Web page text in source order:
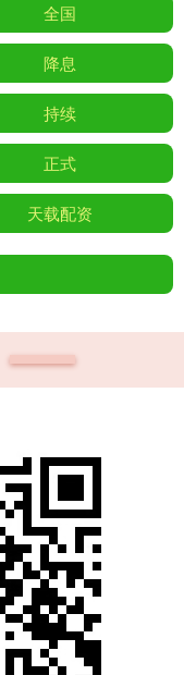
全国
降息
持续
正式
天载配资